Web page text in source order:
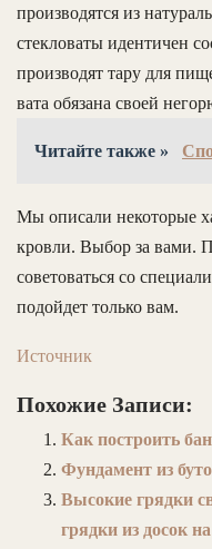
производятся из
стекловаты идентичен
производят тару для
вата обязана своей
Читайте также »
Мы описали некоторые
кровли. Выбор за вами.
советоваться со
подойдет только вам.
Источник
Похожие Записи:
Как построить
Фундамент из
Высокие грядки
грядки из досок